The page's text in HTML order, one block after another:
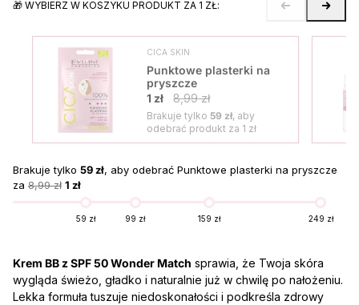
🎁 WYBIERZ W KOSZYKU PRODUKT ZA 1 ZŁ:
CICA SKIN
Punktowe plasterki na
pryszcze
1 zł
8,99 zł
Brakuje tylko 59 zł, aby
odebrać produkt za 1 zł
Brakuje tylko 59 zł, aby odebrać Punktowe plasterki na pryszcze
za 8,99 zł 1 zł
59 zł 99 zł 159 zł 249 zł
Krem BB z SPF 50 Wonder Match sprawia, że Twoja skóra
wygląda świeżo, gładko i naturalnie już w chwilę po nałożeniu.
Lekka formuła tuszuje niedoskonałości i podkreśla zdrowy